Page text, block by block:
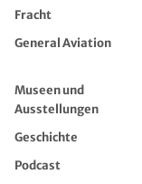
Fracht
General Aviation
Museen und
Ausstellungen
Geschichte
Podcast